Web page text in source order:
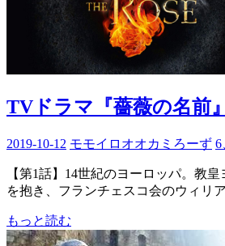
TVドラマ『薔薇の名前
2019-10-12 モモイロオオカミろーず 6
【第1話】14世紀のヨーロッパ。教
を抱き、フランチェスコ会のウィリ
もっと読む